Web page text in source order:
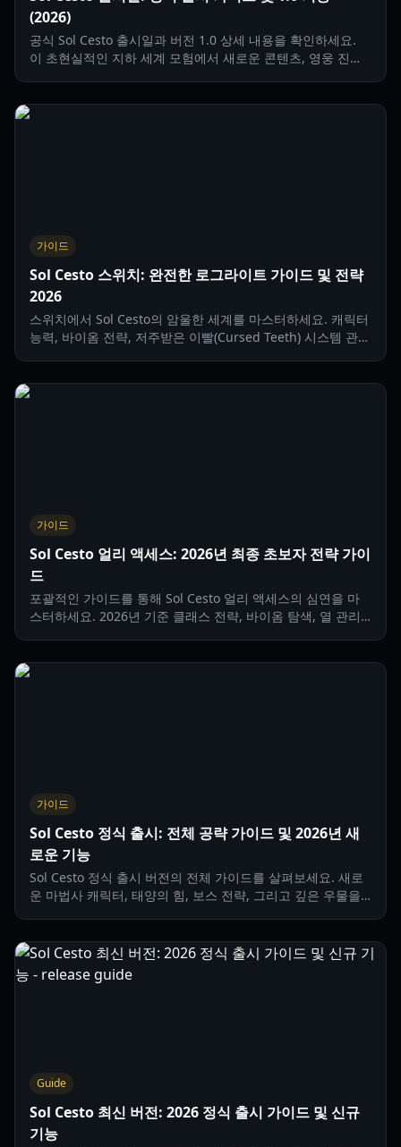
(2026)
공식 Sol Cesto 출시일과 버전 1.0 상세 내용을 확인하세요.
이 초현실적인 지하 세계 모험에서 새로운 콘텐츠, 영웅 진행
가이드
Sol Cesto 스위치: 완전한 로그라이트 가이드 및 전략
2026
스위치에서 Sol Cesto의 암울한 세계를 마스터하세요. 캐릭터
능력, 바이옴 전략, 저주받은 이빨(Cursed Teeth) 시스템 관리
가이드
Sol Cesto 얼리 액세스: 2026년 최종 초보자 전략 가이
드
포괄적인 가이드를 통해 Sol Cesto 얼리 액세스의 심연을 마
스터하세요. 2026년 기준 클래스 전략, 바이옴 탐색, 열 관리
가이드
Sol Cesto 정식 출시: 전체 공략 가이드 및 2026년 새
로운 기능
Sol Cesto 정식 출시 버전의 전체 가이드를 살펴보세요. 새로
운 마법사 캐릭터, 태양의 힘, 보스 전략, 그리고 깊은 우물을
Guide
Sol Cesto 최신 버전: 2026 정식 출시 가이드 및 신규
기능